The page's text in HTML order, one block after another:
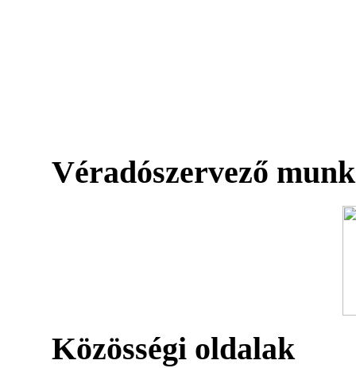
Véradószervező
Közösségi oldalak